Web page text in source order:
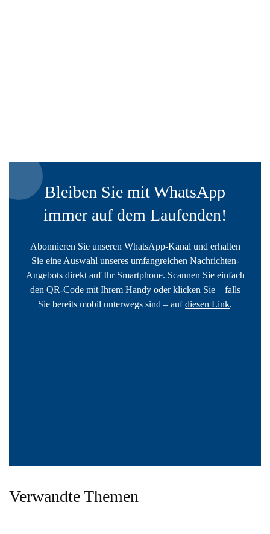
Bleiben Sie mit WhatsApp
immer auf dem Laufenden!
Abonnieren Sie unseren WhatsApp-Kanal und erhalten
Sie eine Auswahl unseres umfangreichen Nachrichten-
Angebots direkt auf Ihr Smartphone. Scannen Sie einfach
den QR-Code mit Ihrem Handy oder klicken Sie – falls
Sie bereits mobil unterwegs sind – aufdiesen Link.
Verwandte Themen